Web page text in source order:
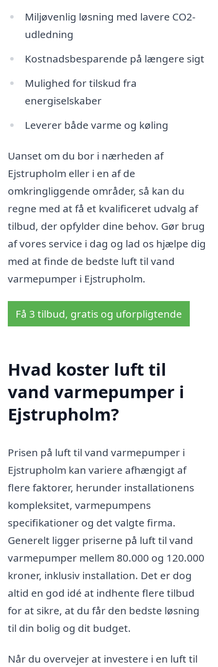
Miljøvenlig løsning med lavere CO2-
udledning
Kostnadsbesparende på længere sigt
Mulighed for tilskud fra
energiselskaber
Leverer både varme og køling
Uanset om du bor i nærheden af
Ejstrupholm eller i en af de
omkringliggende områder, så kan du
regne med at få et kvalificeret udvalg af
tilbud, der opfylder dine behov. Gør brug
af vores service i dag og lad os hjælpe dig
med at finde de bedste luft til vand
varmepumper i Ejstrupholm.
Få 3 tilbud, gratis og uforpligtende
Hvad koster luft til
vand varmepumper i
Ejstrupholm?
Prisen på luft til vand varmepumper i
Ejstrupholm kan variere afhængigt af
flere faktorer, herunder installationens
kompleksitet, varmepumpens
specifikationer og det valgte firma.
Generelt ligger priserne på luft til vand
varmepumper mellem 80.000 og 120.000
kroner, inklusiv installation. Det er dog
altid en god idé at indhente flere tilbud
for at sikre, at du får den bedste løsning
til din bolig og dit budget.
Når du overvejer at investere i en luft til